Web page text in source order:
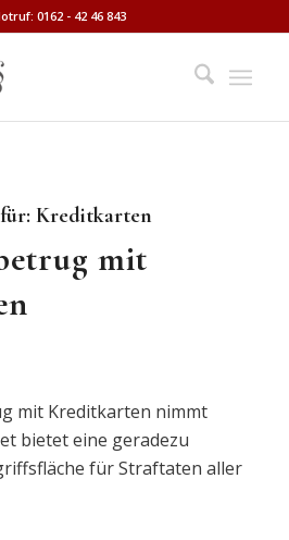
0162 - 42 46 843
Kreditkarten
mit
mit Kreditkarten nimmt
bietet eine geradezu
für Straftaten aller